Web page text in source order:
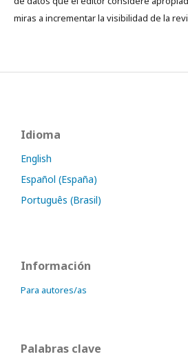
miras a incrementar la visibilidad de la
Idioma
English
Español (España)
Português (Brasil)
Información
Para autores/as
Palabras clave